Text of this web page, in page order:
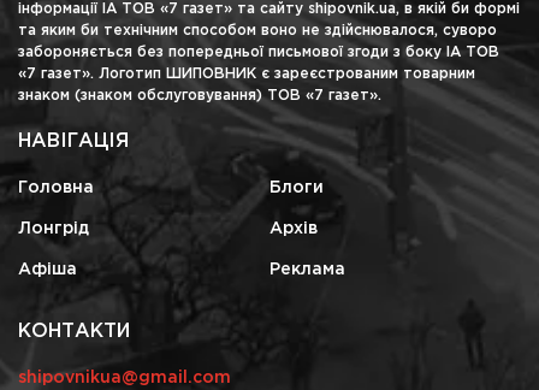
інформації ІА ТОВ «7 газет» та сайту shipovnik.ua, в якій би формі
та яким би технічним способом воно не здійснювалося, суворо
забороняється без попередньої письмової згоди з боку ІА ТОВ
«7 газет». Логотип ШИПОВНИК є зареєстрованим товарним
знаком (знаком обслуговування) ТОВ «7 газет».
НАВІГАЦІЯ
Головна Блоги
Лонгрід Архів
Афіша Реклама
КОНТАКТИ
shipovnikua@gmail.com